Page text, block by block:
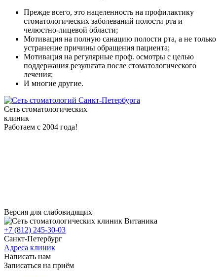
Прежде всего, это нацеленность на профилактику
стоматологических заболеваний полости рта и
челюстно-лицевой области;
Мотивация на полную санацию полости рта, а не только
устранение причины обращения пациента;
Мотивация на регулярные проф. осмотры с целью
поддержания результата после стоматологического
лечения;
И многие другие.
Сеть стоматологических
клиник
Работаем с 2004 года!
Версия для слабовидящих
+7 (812) 245-30-03
Санкт-Петербург
Адреса клиник
Написать нам
Записаться на приём